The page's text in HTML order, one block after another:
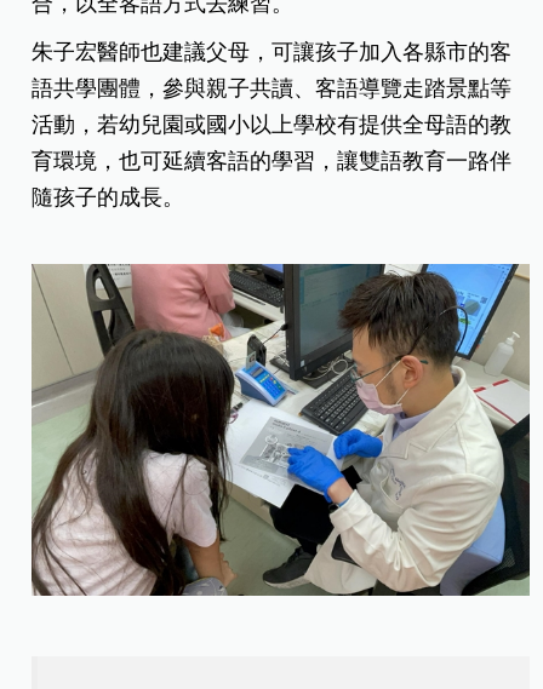
朱子宏醫師也建議父母，可讓孩子加入各縣市的客
語共學團體，參與親子共讀、客語導覽走踏景點等
活動，若幼兒園或國小以上學校有提供全母語的教
育環境，也可延續客語的學習，讓雙語教育一路伴
隨孩子的成長。